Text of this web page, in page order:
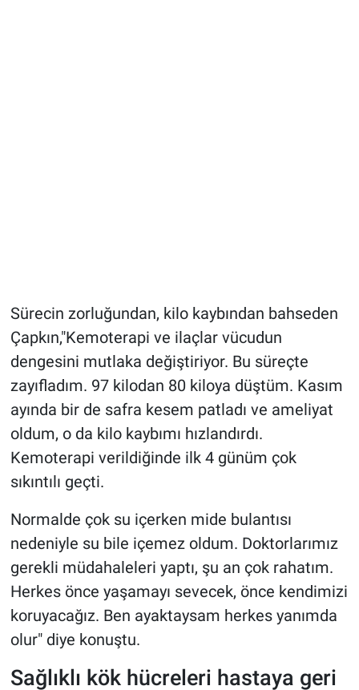
Sürecin zorluğundan, kilo kaybından bahseden
Çapkın,"Kemoterapi ve ilaçlar vücudun
dengesini mutlaka değiştiriyor. Bu süreçte
zayıfladım. 97 kilodan 80 kiloya düştüm. Kasım
ayında bir de safra kesem patladı ve ameliyat
oldum, o da kilo kaybımı hızlandırdı.
Kemoterapi verildiğinde ilk 4 günüm çok
sıkıntılı geçti.
Normalde çok su içerken mide bulantısı
nedeniyle su bile içemez oldum. Doktorlarımız
gerekli müdahaleleri yaptı, şu an çok rahatım.
Herkes önce yaşamayı sevecek, önce kendimizi
koruyacağız. Ben ayaktaysam herkes yanımda
olur" diye konuştu.
Sağlıklı kök hücreleri hastaya geri